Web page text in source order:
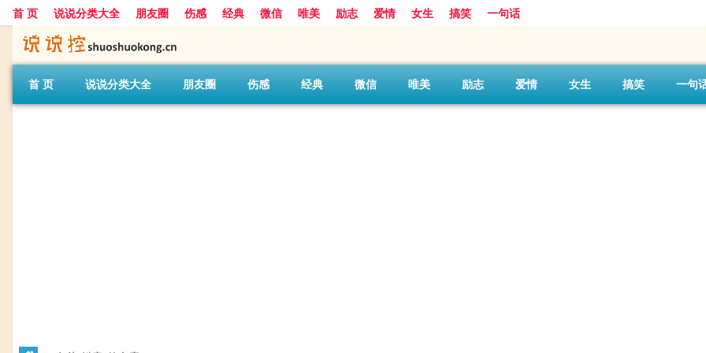
首 页 说说分类大全 朋友圈 伤感 经典 微信 唯美 励志 爱情 女生 搞笑 一句话
首 页 说说分类大全 朋友圈 伤感 经典 微信 唯美 励志 爱情 女生 搞笑 一句